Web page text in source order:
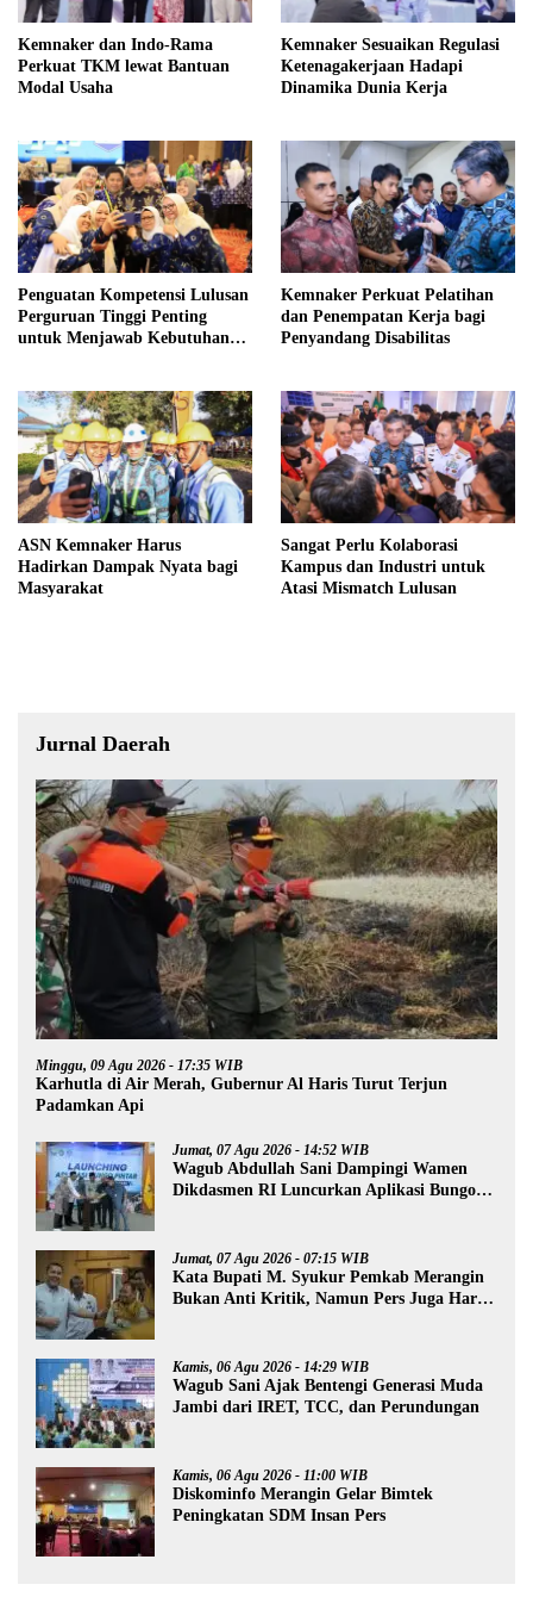
Kemnaker dan Indo-Rama
Perkuat TKM lewat Bantuan
Modal Usaha
Kemnaker Sesuaikan Regulasi
Ketenagakerjaan Hadapi
Dinamika Dunia Kerja
Penguatan Kompetensi Lulusan
Perguruan Tinggi Penting
untuk Menjawab Kebutuhan
Kemnaker Perkuat Pelatihan
dan Penempatan Kerja bagi
Penyandang Disabilitas
ASN Kemnaker Harus
Hadirkan Dampak Nyata bagi
Masyarakat
Sangat Perlu Kolaborasi
Kampus dan Industri untuk
Atasi Mismatch Lulusan
Jurnal Daerah
Minggu, 09 Agu 2026 - 17:35 WIB
Karhutla di Air Merah, Gubernur Al Haris Turut Terjun
Padamkan Api
Jumat, 07 Agu 2026 - 14:52 WIB
Wagub Abdullah Sani Dampingi Wamen
Dikdasmen RI Luncurkan Aplikasi Bungo
Jumat, 07 Agu 2026 - 07:15 WIB
Kata Bupati M. Syukur Pemkab Merangin
Bukan Anti Kritik, Namun Pers Juga Harus
Kamis, 06 Agu 2026 - 14:29 WIB
Wagub Sani Ajak Bentengi Generasi Muda
Jambi dari IRET, TCC, dan Perundungan
Kamis, 06 Agu 2026 - 11:00 WIB
Diskominfo Merangin Gelar Bimtek
Peningkatan SDM Insan Pers